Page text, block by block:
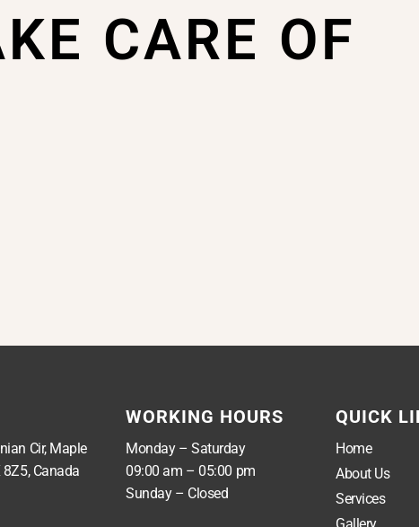
CARE OF
Cir, Maple
8Z5, Canada
WORKING HOURS
Monday – Saturday
09:00 am – 05:00 pm
Sunday – Closed
QUICK
Home
About Us
Services